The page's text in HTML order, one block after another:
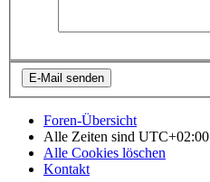
Foren-Übersicht
Alle Zeiten sind UTC+02:00
Alle Cookies löschen
Kontakt